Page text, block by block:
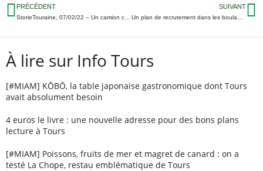
PRÉCÉDENT SUIVANT
À lire sur Info Tours
[#MIAM] KŌBŌ, la table japonaise gastronomique dont Tours
avait absolument besoin
4 euros le livre : une nouvelle adresse pour des bons plans
lecture à Tours
[#MIAM] Poissons, fruits de mer et magret de canard : on a
testé La Chope, restau emblématique de Tours